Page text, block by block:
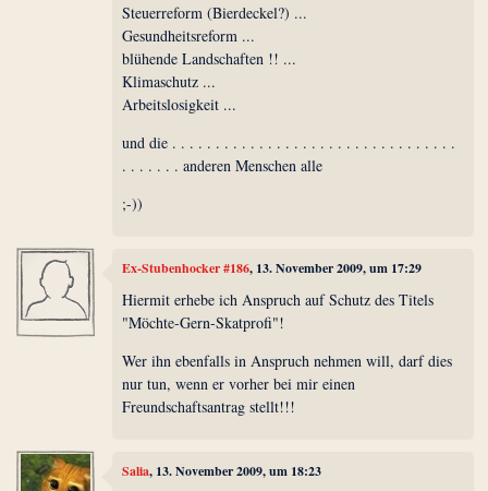
Steuerreform (Bierdeckel?) ...
Gesundheitsreform ...
blühende Landschaften !! ...
Klimaschutz ...
Arbeitslosigkeit ...
und die . . . . . . . . . . . . . . . . . . . . . . . . . . . . . . . . .
. . . . . . . anderen Menschen alle
;-))
Ex-Stubenhocker #186, 13. November 2009, um 17:29
Hiermit erhebe ich Anspruch auf Schutz des Titels
"Möchte-Gern-Skatprofi"!
Wer ihn ebenfalls in Anspruch nehmen will, darf dies
nur tun, wenn er vorher bei mir einen
Freundschaftsantrag stellt!!!
Salia, 13. November 2009, um 18:23